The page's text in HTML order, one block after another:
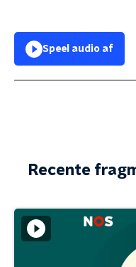
Speel audio af
Recente